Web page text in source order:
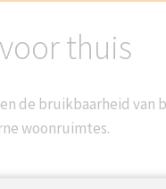
thuis
de bruikbaarheid van
woonruimtes.